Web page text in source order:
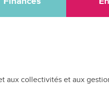
collectivités et aux